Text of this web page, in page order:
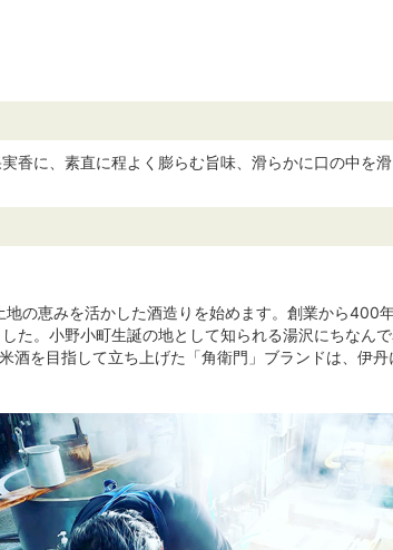
に、素直に程よく膨らむ旨味、滑らかに口の中を滑
の恵みを活かした酒造りを始めます。創業から400
。小野小町生誕の地として知られる湯沢にちなん
を目指して立ち上げた「角衛門」ブランドは、伊